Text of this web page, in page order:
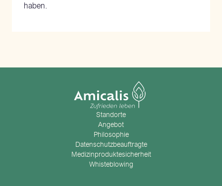
haben.
Standorte
Angebot
Philosophie
Datenschutzbeauftragte
Medizinproduktesicherheit
Whisteblowing